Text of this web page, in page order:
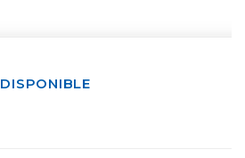
DISPONIBLE